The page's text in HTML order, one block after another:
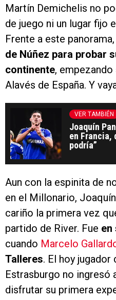
Martín Demichelis no
de juego ni un lugar fijo
Frente a este
de Núñez para probar
continente,
Alavés de España. Y
VER TAMBIÉN
Joaquín
en Francia,
podría”
Aun con la espinita de
en el Millonario,
cariño la primera vez
partido de River. Fue en
cuando Marcelo
Talleres. El hoy jugador
Estrasburgo no ingresó
disfrutar su primera